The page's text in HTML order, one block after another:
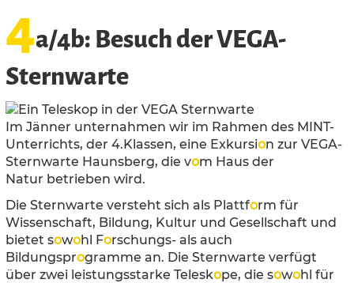
4a/4b: Besuch der VEGA-
Sternwarte
Im Jänner unternahmen wir im Rahmen des MINT-
Unterrichts, der 4.Klassen, eine Exkursion zur VEGA-
Sternwarte Haunsberg, die vom Haus der
Natur betrieben wird.
Die Sternwarte versteht sich als Plattform für
Wissenschaft, Bildung, Kultur und Gesellschaft und
bietet sowohl Forschungs- als auch
Bildungsprogramme an. Die Sternwarte verfügt
über zwei leistungsstarke Teleskope, die sowohl für